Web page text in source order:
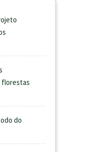
florestas
do